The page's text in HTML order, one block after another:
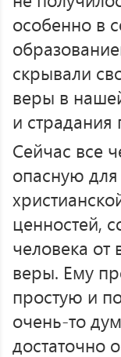
особенно в
скрывали
веры в
и
Сейчас все
опасную
ценностей,
человека от
веры. Ему
простую и
очень-то
достаточно